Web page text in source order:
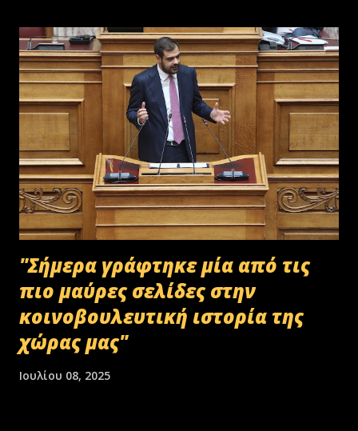
"Σήμερα γράφτηκε μία από τις
πιο μαύρες σελίδες στην
κοινοβουλευτική ιστορία της
χώρας μας"
Ιουλίου 08, 2025